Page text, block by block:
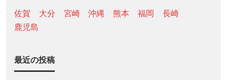
佐賀 大分 宮崎 沖縄 熊本 福岡
長崎
鹿児島
最近の投稿